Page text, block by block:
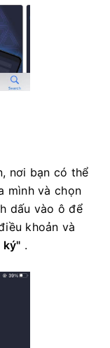
nơi bạn có thể
mình và chọn
dấu vào ô để
khoản và
ký" .